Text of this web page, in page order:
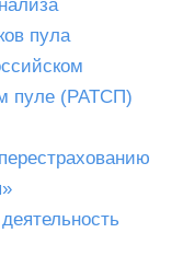
пула
пуле (РАТСП)